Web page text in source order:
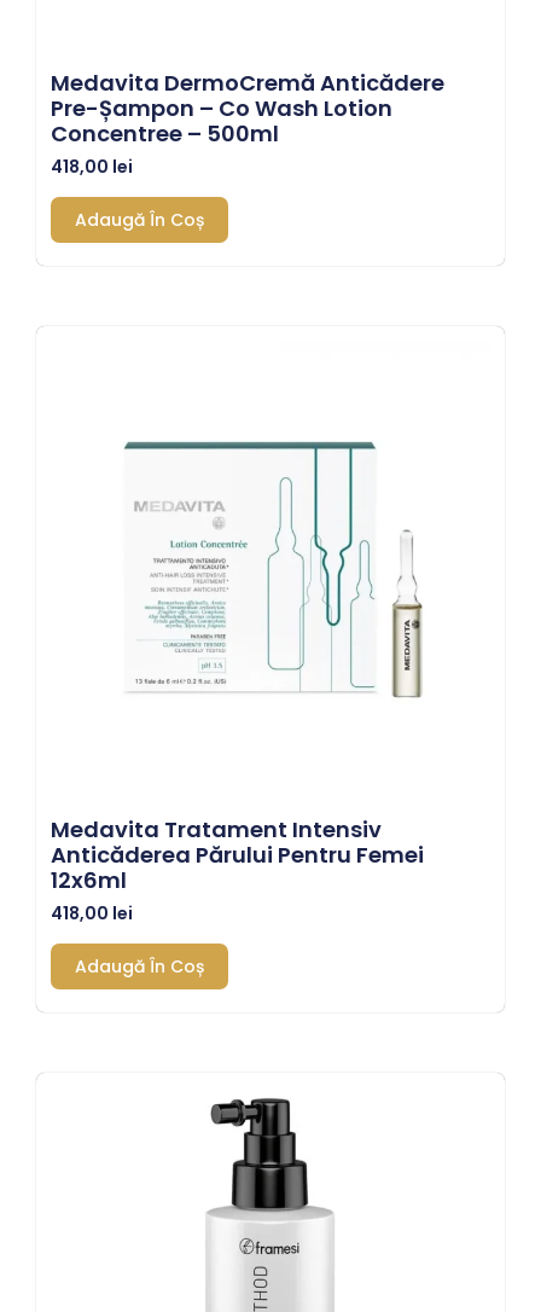
Medavita DermoCremă Anticădere
Pre-Șampon – Co Wash Lotion
Concentree – 500ml
418,00 lei
Adaugă În Coș
Medavita Tratament Intensiv
Anticăderea Părului Pentru Femei
12x6ml
418,00 lei
Adaugă În Coș